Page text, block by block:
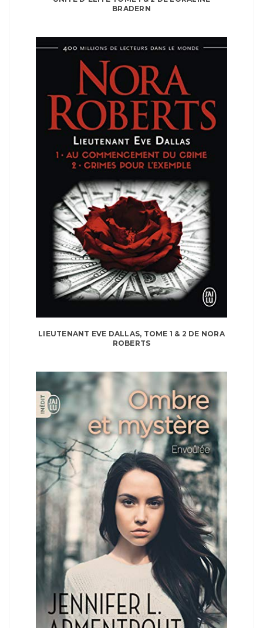
BRADERN
LIEUTENANT EVE DALLAS, TOME 1 & 2 DE NORA
ROBERTS